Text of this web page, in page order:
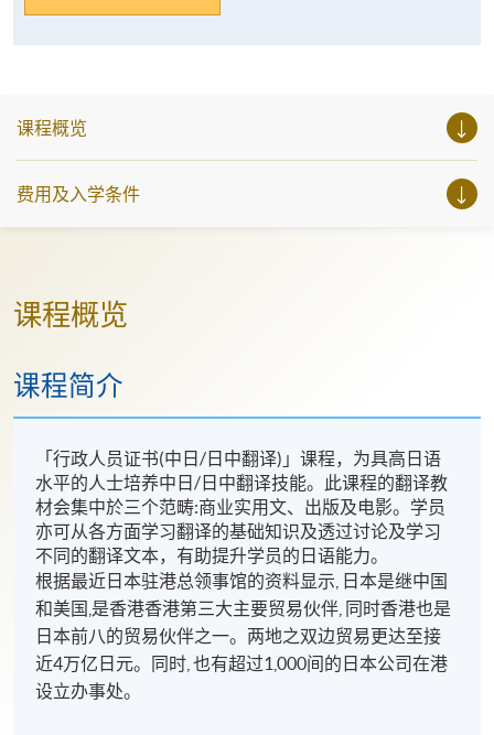
课程概览
费用及入学条件
课程概览
课程简介
「行政人员证书(中日/日中翻译)」课程，为具高日语
水平的人士培养中日/日中翻译技能。此课程的翻译教
材会集中於三个范畴:商业实用文、出版及电影。学员
亦可从各方面学习翻译的基础知识及透过讨论及学习
不同的翻译文本，有助提升学员的日语能力。
根据最近日本驻港总领事馆的资料显示, 日本是继中国
和美国,是香港香港第三大主要贸易伙伴, 同时香港也是
日本前八的贸易伙伴之一。两地之双边贸易更达至接
近4万亿日元。同时, 也有超过1,000间的日本公司在港
设立办事处。